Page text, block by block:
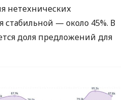
нетехнических
стабильной — около 45%. В
доля предложений для